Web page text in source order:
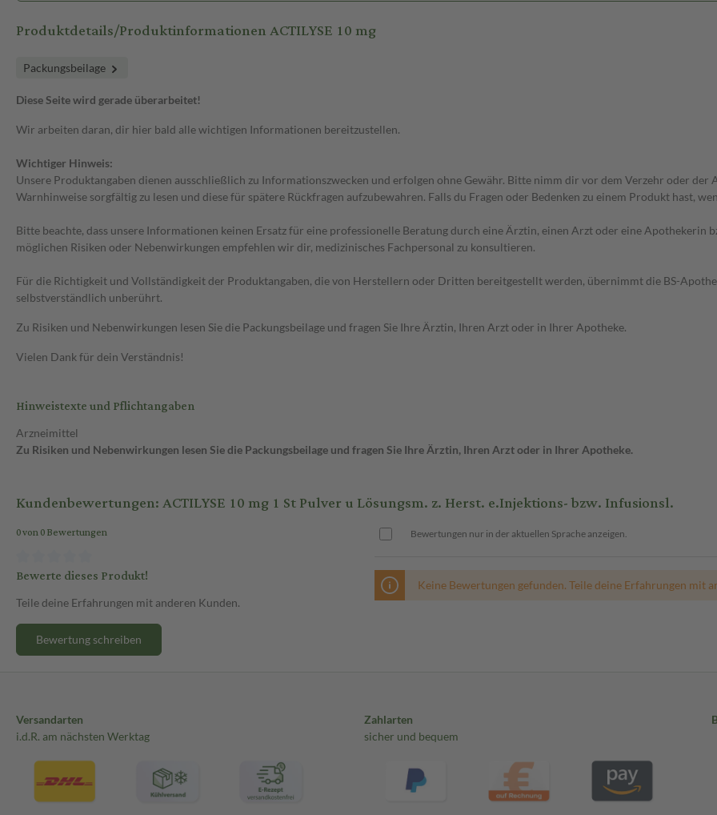
Produktdetails/Produktinformationen ACTILYSE 10 mg
Packungsbeilage
Diese Seite wird gerade überarbeitet!
Wir arbeiten daran, dir hier bald alle wichtigen Informationen bereitzustellen.
Wichtiger Hinweis:
Unsere Produktangaben dienen ausschließlich zu Informationszwecken und erfolgen ohne Gewähr. Bitte nimm dir vor dem Verzehr oder
Warnhinweise sorgfältig zu lesen und diese für spätere Rückfragen aufzubewahren. Falls du Fragen oder Bedenken zu einem Produkt hast,
Bitte beachte, dass unsere Informationen keinen Ersatz für eine professionelle Beratung durch eine Ärztin, einen Arzt oder eine Apothekerin
möglichen Risiken oder Nebenwirkungen empfehlen wir dir, medizinisches Fachpersonal zu konsultieren.
Für die Richtigkeit und Vollständigkeit der Produktangaben, die von Herstellern oder Dritten bereitgestellt werden, übernimmt die BS-
selbstverständlich unberührt.
Zu Risiken und Nebenwirkungen lesen Sie die Packungsbeilage und fragen Sie Ihre Ärztin, Ihren Arzt oder in Ihrer Apotheke.
Vielen Dank für dein Verständnis!
Hinweistexte und Pflichtangaben
Arzneimittel
Zu Risiken und Nebenwirkungen lesen Sie die Packungsbeilage und fragen Sie Ihre Ärztin, Ihren Arzt oder in Ihrer Apotheke.
Kundenbewertungen: ACTILYSE 10 mg 1 St Pulver u Lösungsm. z. Herst. e.Injektions- bzw. Infusionsl.
0 von 0 Bewertungen
Bewerte dieses Produkt!
Teile deine Erfahrungen mit anderen Kunden.
Bewertung schreiben
Bewertungen nur in der aktuellen Sprache anzeigen.
Keine Bewertungen gefunden. Teile deine Erfahrungen mit
Versandarten
i.d.R. am nächsten Werktag
Zahlarten
sicher und bequem